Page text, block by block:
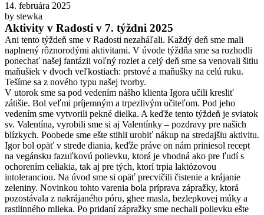
14. februára 2025
by stewka
Aktivity v Radosti v 7. týždni 2025
Ani tento týždeň sme v Radosti nezaháľali. Každý deň sme mali
naplnený rôznorodými aktivitami. V úvode týždňa sme sa rozhodli
ponechať našej fantázii voľný rozlet a celý deň sme sa venovali šitiu
maňušiek v dvoch veľkostiach: prstové a maňušky na celú ruku.
Tešíme sa z nového typu našej tvorby.
V utorok sme sa pod vedením nášho klienta Igora učili kresliť
zátišie. Bol veľmi príjemným a trpezlivým učiteľom. Pod jeho
vedením sme vytvorili pekné dielka. A keďže tento týždeň je sviatok
sv. Valentína, vyrobili sme si aj Valentínky – pozdravy pre našich
blízkych. Poobede sme ešte stihli urobiť nákup na stredajšiu aktivitu.
Igor bol opäť v strede diania, keďže práve on nám priniesol recept
na vegánsku fazuľkovú polievku, ktorá je vhodná ako pre ľudí s
ochorením celiakia, tak aj pre tých, ktorí trpia laktózovou
intoleranciou. Na úvod sme si opäť precvičili čistenie a krájanie
zeleniny. Novinkou tohto varenia bola príprava zápražky, ktorá
pozostávala z nakrájaného póru, ghee masla, bezlepkovej múky a
rastlinného mlieka. Po pridaní zápražky sme nechali polievku ešte